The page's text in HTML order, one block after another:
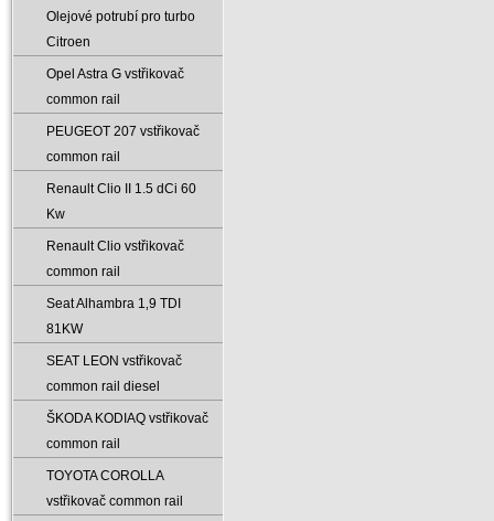
Olejové potrubí pro turbo
Citroen
Opel Astra G vstřikovač
common rail
PEUGEOT 207 vstřikovač
common rail
Renault Clio II 1.5 dCi 60
Kw
Renault Clio vstřikovač
common rail
Seat Alhambra 1‚9 TDI
81KW
SEAT LEON vstřikovač
common rail diesel
ŠKODA KODIAQ vstřikovač
common rail
TOYOTA COROLLA
vstřikovač common rail